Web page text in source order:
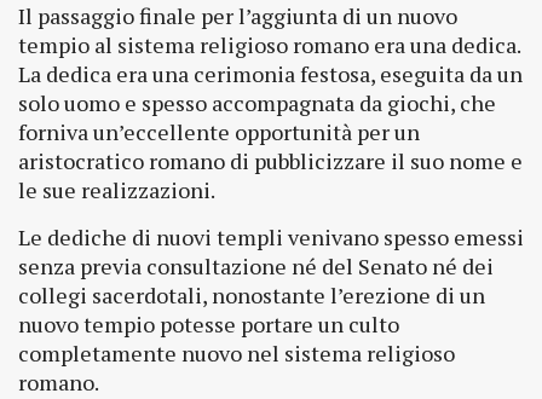
Il passaggio finale per l’aggiunta di un nuovo
tempio al sistema religioso romano era una dedica.
La dedica era una cerimonia festosa, eseguita da un
solo uomo e spesso accompagnata da giochi, che
forniva un’eccellente opportunità per un
aristocratico romano di pubblicizzare il suo nome e
le sue realizzazioni.
Le dediche di nuovi templi venivano spesso emessi
senza previa consultazione né del Senato né dei
collegi sacerdotali, nonostante l’erezione di un
nuovo tempio potesse portare un culto
completamente nuovo nel sistema religioso
romano.